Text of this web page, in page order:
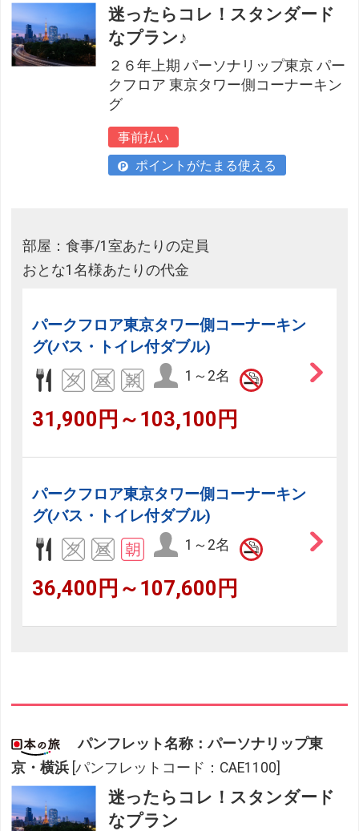
迷ったらコレ！スタンダード
なプラン♪
２６年上期 パーソナリップ東京 パー
クフロア 東京タワー側コーナーキン
グ
事前払い
ポイントがたまる使える
部屋：食事/1室あたりの定員
おとな1名様あたりの代金
パークフロア東京タワー側コーナーキン
グ(バス・トイレ付ダブル)
1～2名
31,900円～103,100円
パークフロア東京タワー側コーナーキン
グ(バス・トイレ付ダブル)
1～2名
36,400円～107,600円
パンフレット名称：パーソナリップ東
京・横浜 [パンフレットコード：CAE1100]
迷ったらコレ！スタンダード
なプラン